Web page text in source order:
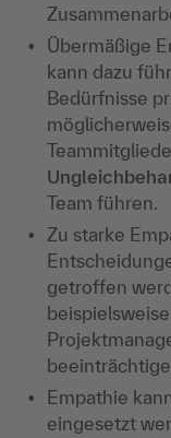
Übermäßige
kann dazu
Bedürfnisse
Team führen.
Zu starke
getroffen
Empathie
eingesetzt